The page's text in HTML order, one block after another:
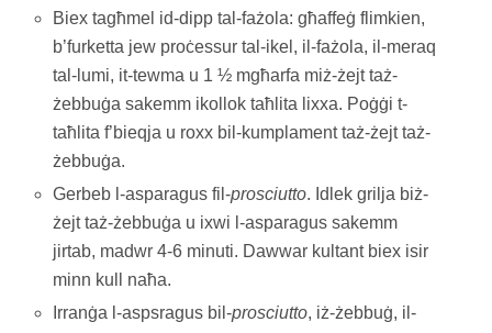
Biex tagħmel id-dipp tal-fażola: għaffeġ flimkien,
b’furketta jew proċessur tal-ikel, il-fażola, il-meraq
tal-lumi, it-tewma u 1 ½ mgħarfa miż-żejt taż-
żebbuġa sakemm ikollok taħlita lixxa. Poġġi t-
taħlita f’bieqja u roxx bil-kumplament taż-żejt taż-
żebbuġa.
Gerbeb l-asparagus fil-prosciutto. Idlek grilja biż-
żejt taż-żebbuġa u ixwi l-asparagus sakemm
jirtab, madwr 4-6 minuti. Dawwar kultant biex isir
minn kull naħa.
Irranġa l-aspsragus bil-prosciutto, iż-żebbuġ, il-